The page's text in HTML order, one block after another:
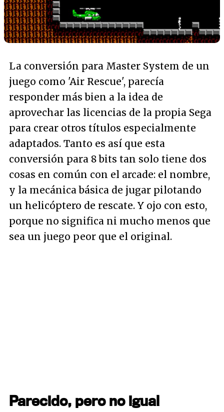
La conversión para Master System de un
juego como 'Air Rescue', parecía
responder más bien a la idea de
aprovechar las licencias de la propia Sega
para crear otros títulos especialmente
adaptados. Tanto es así que esta
conversión para 8 bits tan solo tiene dos
cosas en común con el arcade: el nombre,
y la mecánica básica de jugar pilotando
un helicóptero de rescate. Y ojo con esto,
porque no significa ni mucho menos que
sea un juego peor que el original.
Parecido, pero no igual